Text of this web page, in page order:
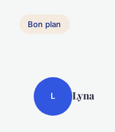
Bon plan
L Lyna